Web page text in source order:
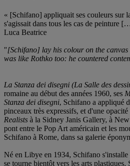
« [Schifano] appliquait ses couleurs sur
s'agissait dans tous les cas de peinture
Luca Beatrice
"[Schifano] lay his colour on the
was like Rothko too: he countered
La Stanza dei disegni (La Salle des
romaine au début des années 1960, ses
Stanza dei disegni, Schifano a appliqué
pinceaux très expressifs, et d'une
Realists à la Sidney Janis Gallery, à
pont entre le Pop Art américain et les
Schifano à Rome, dans sa galerie
Né en Libye en 1934, Schifano
se tourne bientôt vers les arts